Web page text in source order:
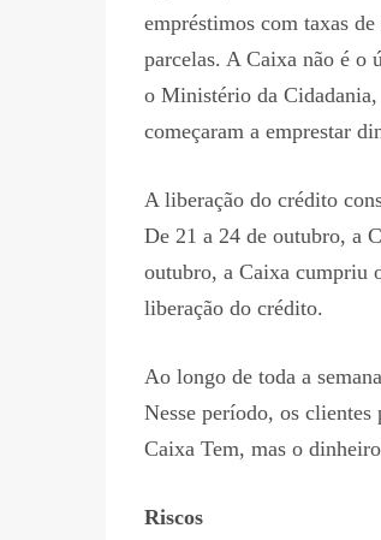
empréstimos com taxas
parcelas. A Caixa não é o
o Ministério da Cidadania,
começaram a emprestar
A liberação do crédito
De 21 a 24 de outubro, a
outubro, a Caixa cumpriu
liberação do crédito.
Ao longo de toda a
Nesse período, os
Caixa Tem, mas o
Riscos